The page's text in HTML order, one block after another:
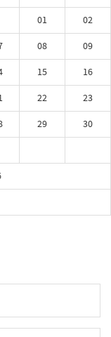
01
02
08
09
15
16
22
23
29
30